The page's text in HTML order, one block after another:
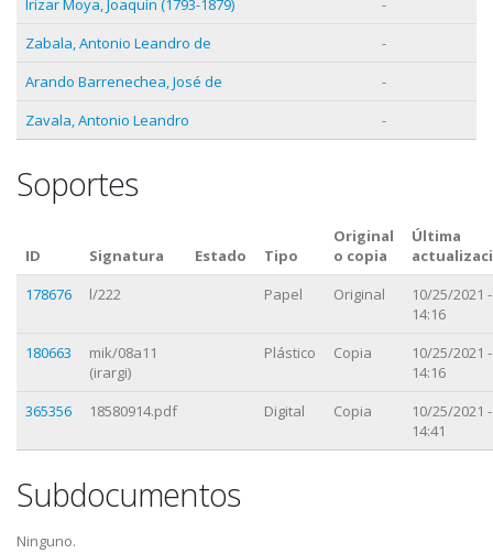
Irizar Moya, Joaquín (1793-1879)
-
Zabala, Antonio Leandro de
-
Arando Barrenechea, José de
-
Zavala, Antonio Leandro
-
Soportes
ID Signatura Estado Tipo
Original
o copia
Última
178676
l/222 Papel Original
10/25/2021 -
14:16
180663
mik/08a11
(irargi)
Plástico Copia
10/25/2021 -
14:16
365356
18580914.pdf Digital Copia
10/25/2021 -
14:41
Subdocumentos
Ninguno.